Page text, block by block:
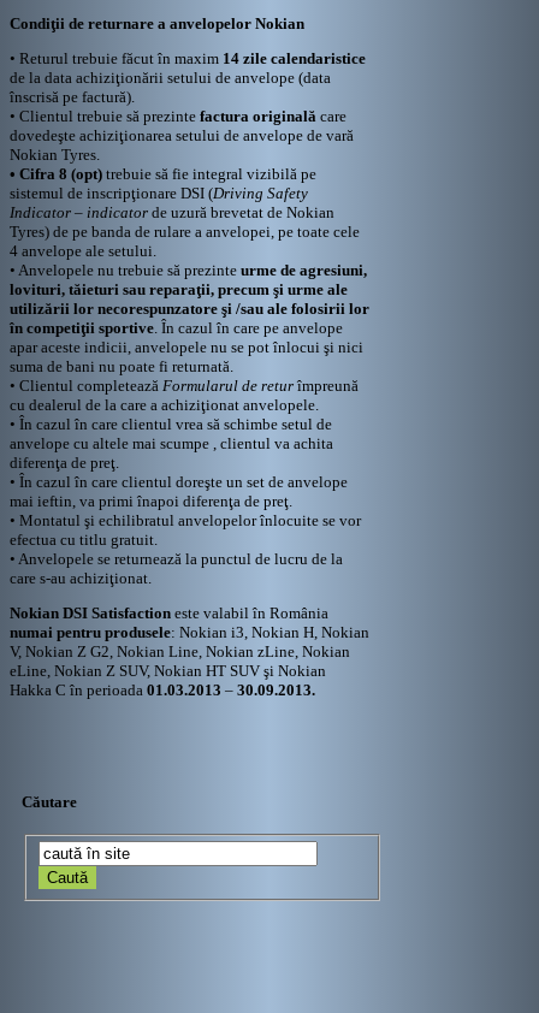
Condiţii de returnare a anvelopelor Nokian
• Returul trebuie făcut în maxim 14 zile calendaristice
de la data achiziţionării setului de anvelope (data
înscrisă pe factură).
• Clientul trebuie să prezinte factura originală care
dovedeşte achiziţionarea setului de anvelope de vară
Nokian Tyres.
• Cifra 8 (opt) trebuie să fie integral vizibilă pe
sistemul de inscripţionare DSI (Driving Safety
Indicator – indicator de uzură brevetat de Nokian
Tyres) de pe banda de rulare a anvelopei, pe toate cele
4 anvelope ale setului.
• Anvelopele nu trebuie să prezinte urme de agresiuni,
lovituri, tăieturi sau reparaţii, precum şi urme ale
utilizării lor necorespunzatore şi /sau ale folosirii lor
în competiţii sportive. În cazul în care pe anvelope
apar aceste indicii, anvelopele nu se pot înlocui şi nici
suma de bani nu poate fi returnată.
• Clientul completează Formularul de retur împreună
cu dealerul de la care a achiziţionat anvelopele.
• În cazul în care clientul vrea să schimbe setul de
anvelope cu altele mai scumpe , clientul va achita
diferenţa de preţ.
• În cazul în care clientul doreşte un set de anvelope
mai ieftin, va primi înapoi diferenţa de preţ.
• Montatul şi echilibratul anvelopelor înlocuite se vor
efectua cu titlu gratuit.
• Anvelopele se returnează la punctul de lucru de la
care s-au achiziţionat.
Nokian DSI Satisfaction este valabil în România
numai pentru produsele: Nokian i3, Nokian H, Nokian
V, Nokian Z G2, Nokian Line, Nokian zLine, Nokian
eLine, Nokian Z SUV, Nokian HT SUV şi Nokian
Hakka C în perioada 01.03.2013 – 30.09.2013.
Căutare